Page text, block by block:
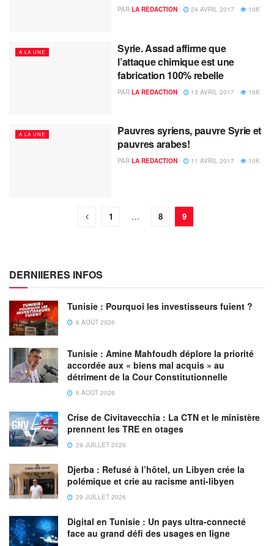
PAR LA REDACTION 24 AVRIL 2017 10K
A LA UNE
Syrie. Assad affirme que
l’attaque chimique est une
fabrication 100% rebelle
PAR LA REDACTION 13 AVRIL 2017 10K
A LA UNE
Pauvres syriens, pauvre Syrie et
pauvres arabes!
PAR LA REDACTION 11 AVRIL 2017 10K
1 … 8 9
DERNIIERES INFOS
Tunisie : Pourquoi les investisseurs fuient ?
6 AOÛT 2026
Tunisie : Amine Mahfoudh déplore la priorité
accordée aux « biens mal acquis » au
détriment de la Cour Constitutionnelle
6 AOÛT 2026
Crise de Civitavecchia : La CTN et le ministère
prennent les TRE en otages
29 JUILLET 2026
Djerba : Refusé à l’hôtel, un Libyen crée la
polémique et crie au racisme anti-libyen
29 JUILLET 2026
Digital en Tunisie : Un pays ultra-connecté
face au grand défi des usages en ligne